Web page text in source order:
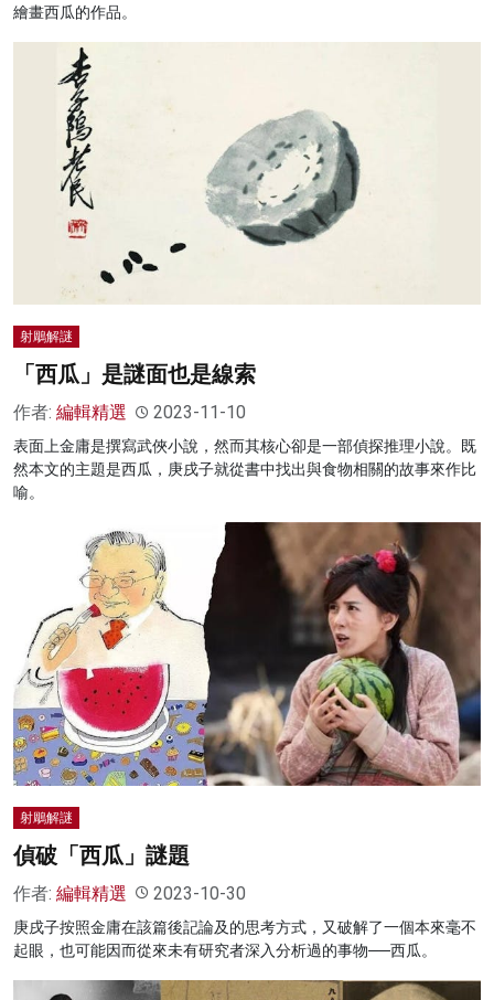
繪畫西瓜的作品。
射鵰解謎
「西瓜」是謎面也是線索
作者: 編輯精選 2023-11-10
表面上金庸是撰寫武俠小說，然而其核心卻是一部偵探推理小說。既
然本文的主題是西瓜，庚戌子就從書中找出與食物相關的故事來作比
喻。
射鵰解謎
偵破「西瓜」謎題
作者: 編輯精選 2023-10-30
庚戌子按照金庸在該篇後記論及的思考方式，又破解了一個本來毫不
起眼，也可能因而從來未有研究者深入分析過的事物──西瓜。